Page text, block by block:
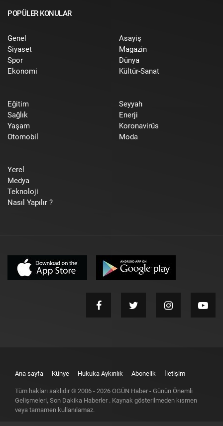
POPÜLER KONULAR
Genel
Siyaset
Spor
Ekonomi
Asayiş
Magazin
Dünya
Kültür-Sanat
Eğitim
Sağlık
Yaşam
Otomobil
Seyyah
Enerji
Koronavirüs
Moda
Yerel
Medya
Teknoloji
Nasıl Yapılır ?
Ana sayfa Künye Hukuka Aykırılık Abonelik İletişim
Tüm hakları saklıdır © 2006 - 2026 OGÜN Haber - Günün Önemli
Gelişmeleri, Son Dakika Haberler . Kaynak gösterilmeden kısmen
veya tamamen kullanılamaz.